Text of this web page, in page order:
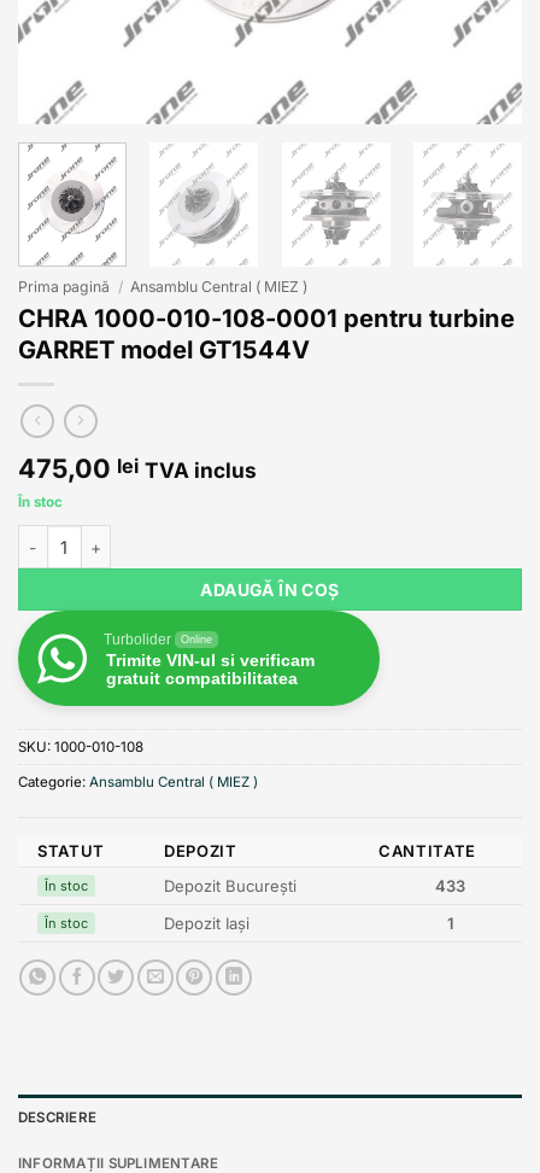
Prima pagină / Ansamblu Central ( MIEZ )
CHRA 1000-010-108-0001 pentru turbine
GARRET model GT1544V
475,00 lei TVA inclus
În stoc
ADAUGĂ ÎN COȘ
Turbolider Online
Trimite VIN-ul si verificam
gratuit compatibilitatea
SKU: 1000-010-108
Categorie: Ansamblu Central ( MIEZ )
STATUT DEPOZIT CANTITATE
În stoc Depozit București 433
În stoc Depozit Iași 1
DESCRIERE
INFORMAȚII SUPLIMENTARE